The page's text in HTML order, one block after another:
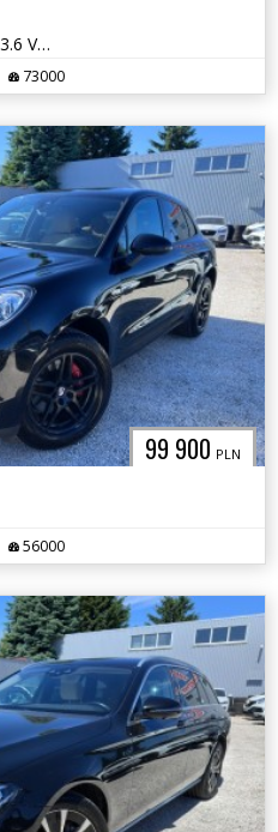
Chrysler Pacifica LIMITED 4x4 3.6 V6 Automat
73000
99 900 PLN
56000